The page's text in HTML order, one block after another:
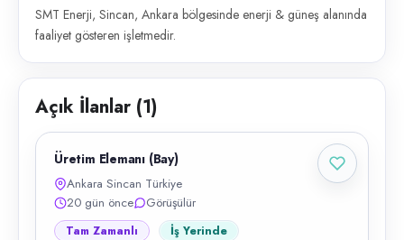
SMT Enerji, Sincan, Ankara bölgesinde enerji & güneş alanında
faaliyet gösteren işletmedir.
Açık İlanlar (1)
Üretim Elemanı (Bay)
Ankara Sincan Türkiye
20 gün önce
Görüşülür
Tam Zamanlı İş Yerinde